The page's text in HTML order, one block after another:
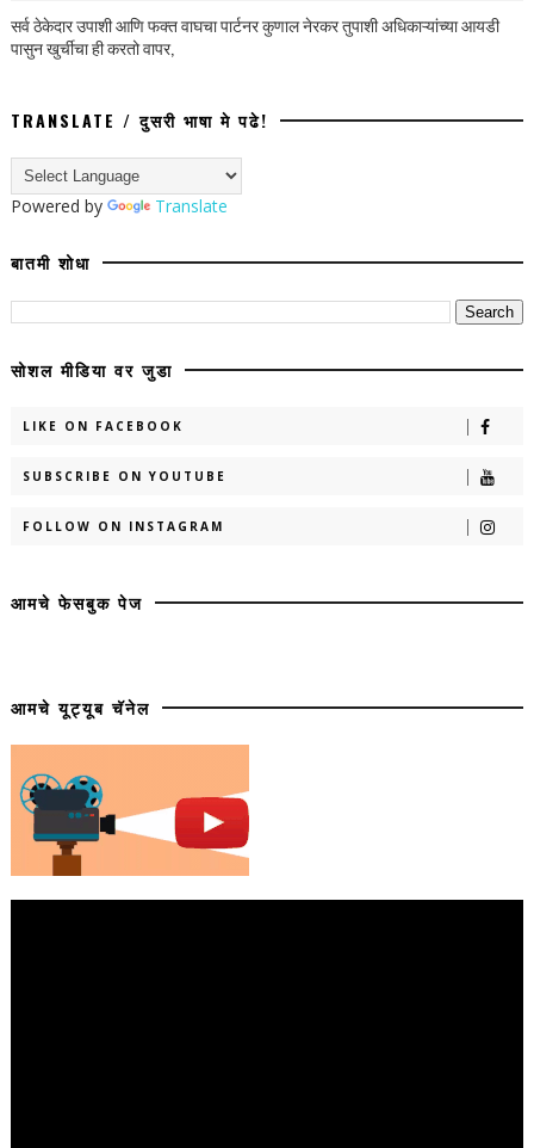
सर्व ठेकेदार उपाशी आणि फक्त वाघचा पार्टनर कुणाल नेरकर तुपाशी अधिकाऱ्यांच्या आयडी
पासुन खुर्चीचा ही करतो वापर,
TRANSLATE / दुसरी भाषा मे पढे!
Powered by Translate
बातमी शोधा
सोशल मीडिया वर जुडा
LIKE ON FACEBOOK
SUBSCRIBE ON YOUTUBE
FOLLOW ON INSTAGRAM
आमचे फेसबुक पेज
आमचे यूट्यूब चॅनेल